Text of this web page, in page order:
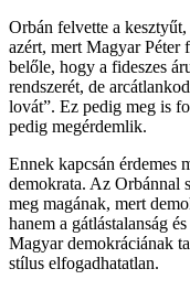
Orbán felvette a
azért, mert Magyar Péter
belőle, hogy a fideszes
rendszerét, de
lovát”. Ez pedig meg is
pedig megérdemlik.
Ennek kapcsán érdemes
demokrata. Az Orbánnal
meg magának, mert
hanem a gátlástalanság
Magyar demokráciának
stílus elfogadhatatlan.